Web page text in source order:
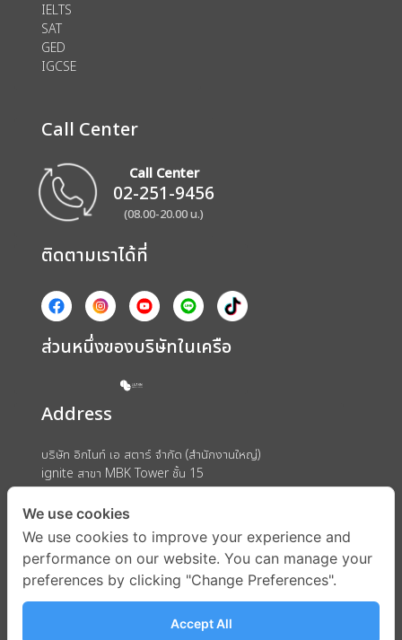
IELTS
SAT
GED
IGCSE
Call Center
Call Center
02-251-9456
(08.00-20.00 น.)
ติดตามเราได้ที่
ส่วนหนึ่งของบริษัทในเครือ
Address
บริษัท อิกไนท์ เอ สตาร์ จำกัด (สำนักงานใหญ่)
ignite สาขา MBK Tower ชั้น 15
ถนนพญาไท แขวงวังใหม่ เขตปทุมวัน กรุงเทพมหานคร 10330
We use cookies
We use cookies to improve your experience and
performance on our website. You can manage your
preferences by clicking "Change Preferences".
Accept All